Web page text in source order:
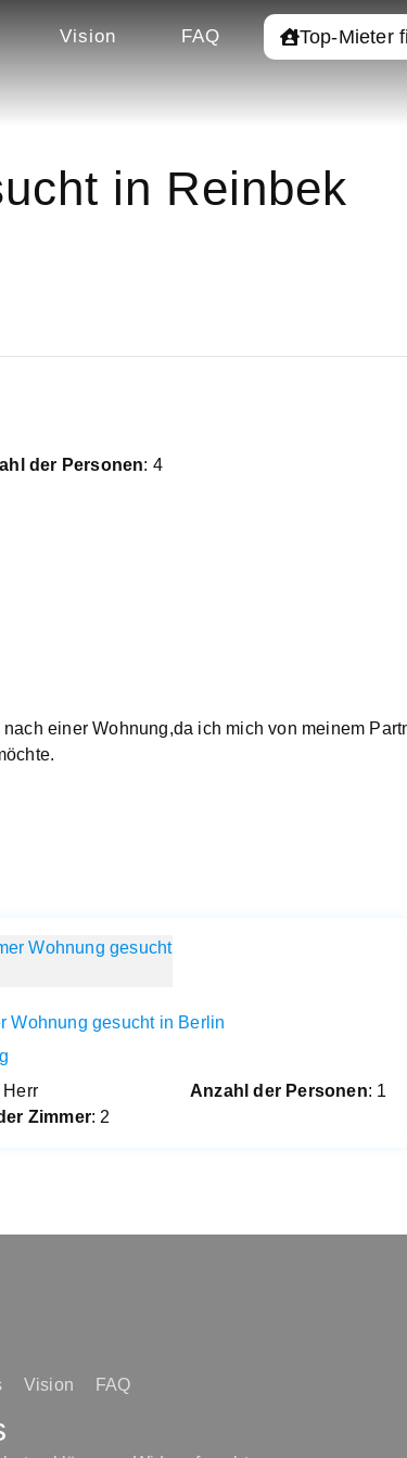
Vision FAQ Top-Mieter
in Reinbek
der Personen: 4
einer Wohnung,da ich mich von meinem
Wohnung gesucht in Berlin
Herr Anzahl der Personen: 1
Zimmer: 2
Vision FAQ